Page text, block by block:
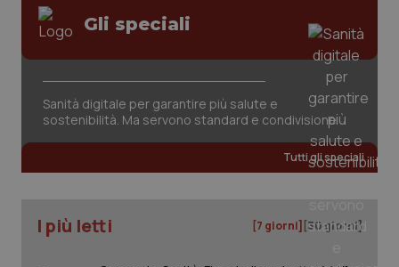
Gli speciali
Sanità digitale per garantire più salute e
sostenibilità. Ma servono standard e condivisione
Tutti gli speciali
I più letti [7 giorni] [30 giorni]